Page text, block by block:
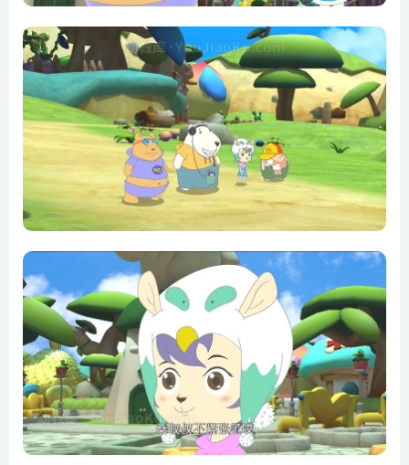
第16集 嫦娥奔月
第17集 豌豆公主
第18集 三只小猪
第19集 守株待兔
第20集 东郭先生
第21集 青蛙王子
第22集 打火匣
第23集 梁山伯与祝英台
第24集 白雪公主
第25集 星星银元
第26集 小蝌蚪找妈妈